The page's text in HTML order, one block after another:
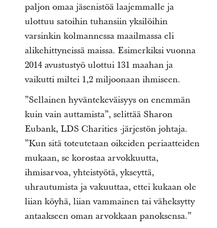
paljon omaa jäsenistöä laajemmalle ja
ulottuu satoihin tuhansiin yksilöihin
varsinkin kolmannessa maailmassa eli
alikehittyneissä maissa. Esimerkiksi vuonna
2014 avustustyö ulottui 131 maahan ja
vaikutti miltei 1,2 miljoonaan ihmiseen.
”Sellainen hyväntekeväisyys on enemmän
kuin vain auttamista”, selittää Sharon
Eubank, LDS Charities -järjestön johtaja.
”Kun sitä toteutetaan oikeiden periaatteiden
mukaan, se korostaa arvokkuutta,
ihmisarvoa, yhteistyötä, ykseyttä,
uhrautumista ja vakuuttaa, ettei kukaan ole
liian köyhä, liian vammainen tai väheksytty
antaakseen oman arvokkaan panoksensa.”